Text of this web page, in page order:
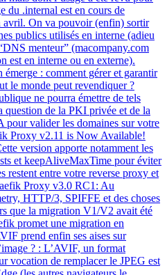
du .internal est en cours de
avril. On va pouvoir (enfin) sortir
publics utilisés en interne (adieu
menteur” (macompany.com
est en interne ou en externe).
: comment gérer et garantir
le monde peut revendiquer ?
ne pourra émettre de tels
de la PKI privée et de la
pour valider les domaines sur votre
Proxy v2.11 is Now Available!
version apporte notamment les
et keepAliveMaxTime pour éviter
restent entre votre reverse proxy et
Proxy v3.0 RC1: Au
HTTP/3, SPIFFE et des choses
que la migration V1/V2 avait été
promet une migration en
prend enfin ses aises sur
? : L’AVIF, un format
vocation de remplacer le JPEG est